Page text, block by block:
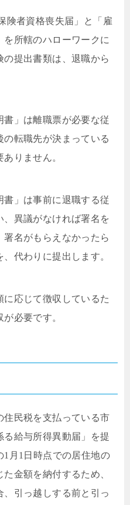
険者資格喪失届」と「雇
所轄のハローワークに
提出書類は、退職から
書」は離職票が必要な従
転職先が決まっている
りません。
書」は事前に退職する従
異議がなければ署名を
署名がもらえなかったら
代わりに提出します。
応じて徴収しているた
必要です。
民税を支払っている市
る給与所得異動届」を提
月1日時点での居住地の
金額を納付するため、
引っ越しする前と引っ